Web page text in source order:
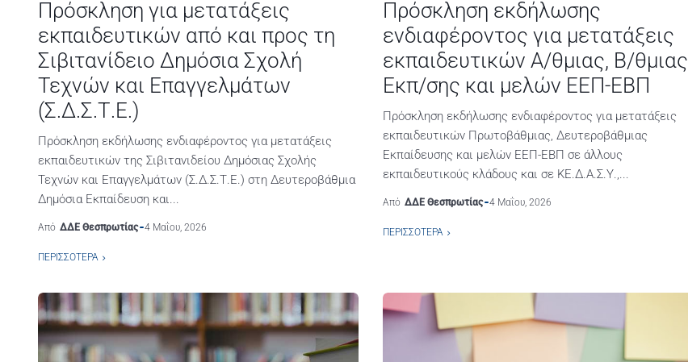
Πρόσκληση για μετατάξεις
εκπαιδευτικών από και προς τη
Σιβιτανίδειο Δημόσια Σχολή
Τεχνών και Επαγγελμάτων
(Σ.Δ.Σ.Τ.Ε.)
Πρόσκληση εκδήλωσης ενδιαφέροντος για μετατάξεις
εκπαιδευτικών της Σιβιτανιδείου Δημόσιας Σχολής
Τεχνών και Επαγγελμάτων (Σ.Δ.Σ.Τ.Ε.) στη Δευτεροβάθμια
Δημόσια Εκπαίδευση και...
Από ΔΔΕ Θεσπρωτίας 4 Μαΐου, 2026
ΠΕΡΙΣΣΌΤΕΡΑ
Πρόσκληση εκδήλωσης
ενδιαφέροντος για μετατάξεις
εκπαιδευτικών Α/θμιας, Β/θμιας
Εκπ/σης και μελών ΕΕΠ-ΕΒΠ
Πρόσκληση εκδήλωσης ενδιαφέροντος για μετατάξεις
εκπαιδευτικών Πρωτοβάθμιας, Δευτεροβάθμιας
Εκπαίδευσης και μελών ΕΕΠ-ΕΒΠ σε άλλους
εκπαιδευτικούς κλάδους και σε ΚΕ.Δ.Α.Σ.Υ.,...
Από ΔΔΕ Θεσπρωτίας 4 Μαΐου, 2026
ΠΕΡΙΣΣΌΤΕΡΑ